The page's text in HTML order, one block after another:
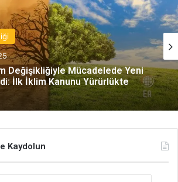
Değişikliğiyle Mücadelede Yeni
İlk İklim Kanunu Yürürlükte
Kaydolun